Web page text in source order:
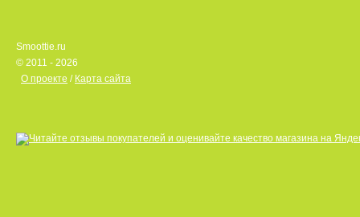
Smoottie.ru
© 2011 - 2026
О проекте / Карта сайта